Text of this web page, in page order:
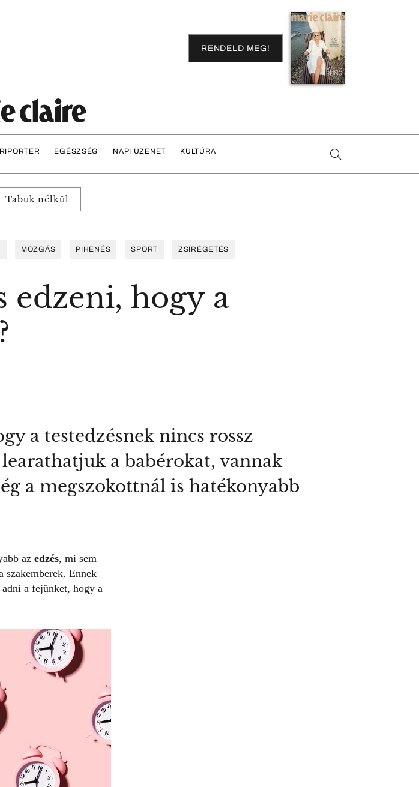
RENDELD MEG!
RIPORTER EGÉSZSÉG NAPI ÜZENET KULTÚRA
Tabuk nélkül
MOZGÁS PIHENÉS SPORT ZSÍRÉGETÉS
edzeni, hogy a
a testedzésnek nincs rossz
a babérokat, vannak
a megszokottnál is hatékonyabb
az edzés, mi sem
szakemberek. Ennek
adni a fejünket, hogy a